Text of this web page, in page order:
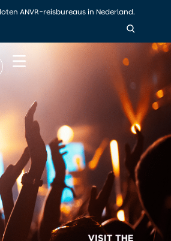
ANVR-reisbureaus in Nederland.